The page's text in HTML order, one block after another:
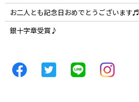
お二人とも記念日おめでとうございます♬
銀十字章受賞♪